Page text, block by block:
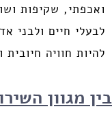
ואכפתי, שקיפות
לבעלי חיים ולבני
להיות חוויה
בין מגוון